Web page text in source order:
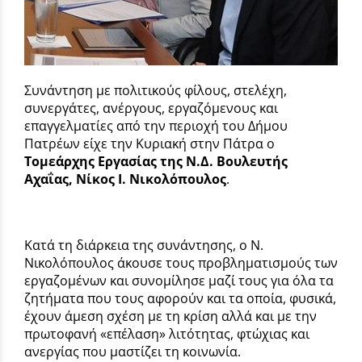
Συνάντηση με πολιτικούς φίλους, στελέχη,
συνεργάτες, ανέργους, εργαζόμενους και
επαγγελματίες από την περιοχή του Δήμου
Πατρέων είχε την Κυριακή στην Πάτρα ο
Τομεάρχης Εργασίας της Ν.Δ. Βουλευτής
Αχαΐας, Νίκος Ι. Νικολόπουλος.
Κατά τη διάρκεια της συνάντησης, ο Ν.
Νικολόπουλος άκουσε τους προβληματισμούς των
εργαζομένων και συνομίλησε μαζί τους για όλα τα
ζητήματα που τους αφορούν και τα οποία, φυσικά,
έχουν άμεση σχέση με τη κρίση αλλά και με την
πρωτοφανή «επέλαση» λιτότητας, φτώχιας και
ανεργίας που μαστίζει τη κοινωνία.